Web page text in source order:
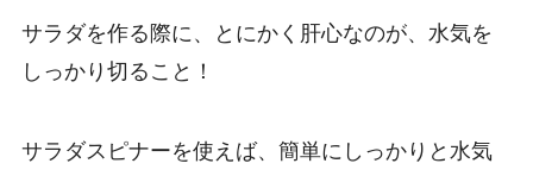
サラダを作る際に、とにかく肝心なのが、水気を
しっかり切ること！
サラダスピナーを使えば、簡単にしっかりと水気